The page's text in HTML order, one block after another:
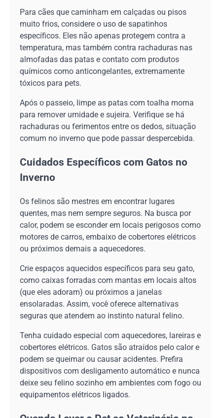
Para cães que caminham em calçadas ou pisos
muito frios, considere o uso de sapatinhos
específicos. Eles não apenas protegem contra a
temperatura, mas também contra rachaduras nas
almofadas das patas e contato com produtos
químicos como anticongelantes, extremamente
tóxicos para pets.
Após o passeio, limpe as patas com toalha morna
para remover umidade e sujeira. Verifique se há
rachaduras ou ferimentos entre os dedos, situação
comum no inverno que pode passar despercebida.
Cuidados Específicos com Gatos no
Inverno
Os felinos são mestres em encontrar lugares
quentes, mas nem sempre seguros. Na busca por
calor, podem se esconder em locais perigosos como
motores de carros, embaixo de cobertores elétricos
ou próximos demais a aquecedores.
Crie espaços aquecidos específicos para seu gato,
como caixas forradas com mantas em locais altos
(que eles adoram) ou próximos a janelas
ensolaradas. Assim, você oferece alternativas
seguras que atendem ao instinto natural felino.
Tenha cuidado especial com aquecedores, lareiras e
cobertores elétricos. Gatos são atraídos pelo calor e
podem se queimar ou causar acidentes. Prefira
dispositivos com desligamento automático e nunca
deixe seu felino sozinho em ambientes com fogo ou
equipamentos elétricos ligados.